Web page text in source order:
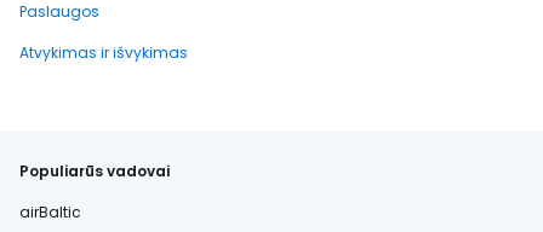
Paslaugos
Atvykimas ir išvykimas
Populiarūs vadovai
airBaltic